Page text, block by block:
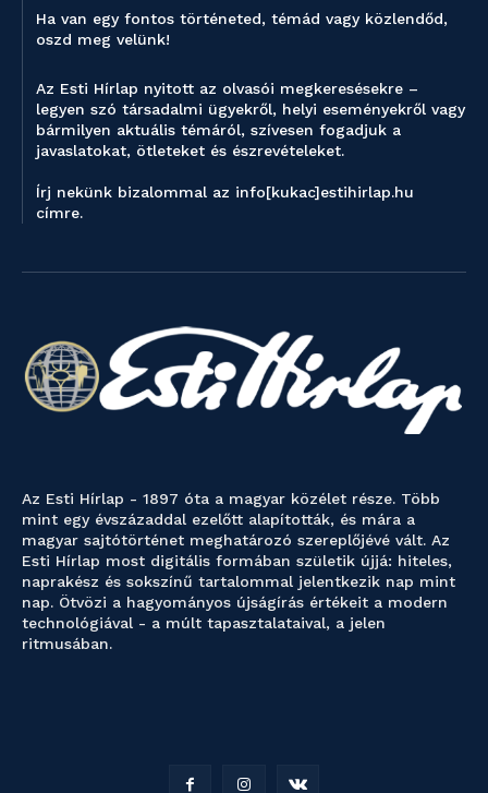
Ha van egy fontos történeted, témád vagy közlendőd,
oszd meg velünk!
Az Esti Hírlap nyitott az olvasói megkeresésekre –
legyen szó társadalmi ügyekről, helyi eseményekről vagy
bármilyen aktuális témáról, szívesen fogadjuk a
javaslatokat, ötleteket és észrevételeket.
Írj nekünk bizalommal az info[kukac]estihirlap.hu
címre.
Az Esti Hírlap - 1897 óta a magyar közélet része. Több
mint egy évszázaddal ezelőtt alapították, és mára a
magyar sajtótörténet meghatározó szereplőjévé vált. Az
Esti Hírlap most digitális formában születik újjá: hiteles,
naprakész és sokszínű tartalommal jelentkezik nap mint
nap. Ötvözi a hagyományos újságírás értékeit a modern
technológiával - a múlt tapasztalataival, a jelen
ritmusában.